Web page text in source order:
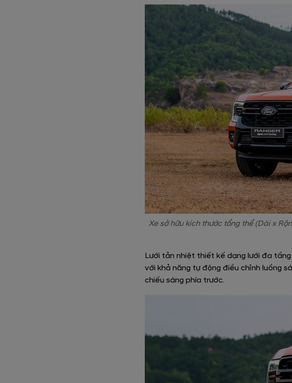
Xe sở hữu kích thước tổng thể (Dài x
Lưới tản nhiệt thiết kế dạng lưới đa
với khả năng tự động điều chỉnh luồng
chiếu sáng phía trước.